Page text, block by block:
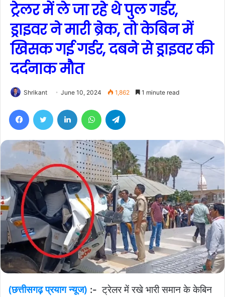
ट्रेलर में ले जा रहे थे पुल गर्डर,
ड्राइवर ने मारी ब्रेक, तो केबिन में
खिसक गई गर्डर, दबने से ड्राइवर की
दर्दनाक मौत
Shrikant June 10, 2024 1,862 1 minute read
(छत्तीसगढ़ प्रयाग न्यूज) :- ट्रेलर में रखे भारी समान के केबिन